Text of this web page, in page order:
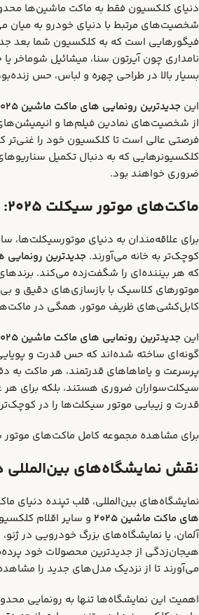
دنیای کلکسیون فقط به ماکت ماشین‌ها
شخصیت‌های مرتبط با دنیای خودرو به میان می‌آید. سال ۲۰۲۵
فیگورهایی است که به کلکسیون شما بعد
نامداری چون آیرتون سنا، میشائیل شوماخر
بسیار بالا در طراحی چهره و لباس، حس
این جدیدترین رونمایی‌ های ماکت ماشین ۲۰۲۵
از شخصیت‌های نمادین فیلم‌ها و
فرصتی عالی است تا کلکسیون خود را غنی‌تر
کلکسیونرهایی که به دنبال تکمیل
ضروری خواهند بود.
ماکت‌های موتور سیکلت ۲۰۲۵: قدرت در کوچکترین جزئیات:
کوچک‌تر به خانه می‌آورند. جدیدترین رونمایی‌
که هر بیننده‌ای را شگفت‌زده می‌کند.
موتورهای کلاسیک با بازسازی‌های دقیق و
کابل‌کشی‌های ظریف موتور، همگی در
این جدیدترین رونمایی‌ های ماکت ماشین ۲۰۲۵
گونه‌ای ساخته شده‌اند که حس قدرت و
پرسرعت و یاماهاهای قدرتمند، هر ماکت به
سیکلت‌سواران ضروری هستند، بلکه برای هر
قدرت و زیبایی موتور سیکلت‌ها را در
برای مشاهده مجموعه کامل ماکت‌های
نقش نمایشگاه‌های بین‌المللی در
نمایشگاه‌های بین‌المللی، قلب تپنده دنیای
های ماکت ماشین ۲۰۲۵
هیجان‌زدگی از جدیدترین محصولات خود
می‌آورند تا از نزدیک مدل‌های جدید را مشاهده
اهمیت این نمایشگاه‌ها تنها به رونمایی